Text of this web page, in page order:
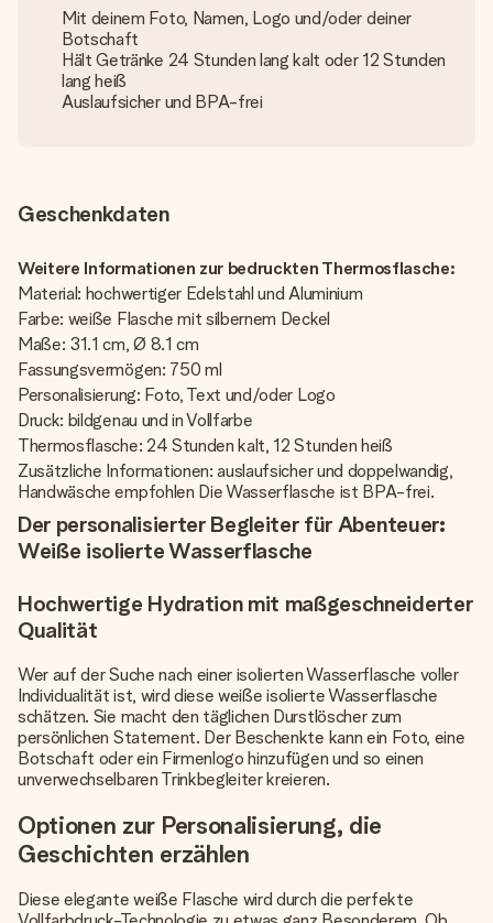
Mit deinem Foto, Namen, Logo und/oder deiner
Botschaft
Hält Getränke 24 Stunden lang kalt oder 12 Stunden
lang heiß
Auslaufsicher und BPA-frei
Geschenkdaten
Weitere Informationen zur bedruckten Thermosflasche:
Material: hochwertiger Edelstahl und Aluminium
Farbe: weiße Flasche mit silbernem Deckel
Maße: 31.1 cm, Ø 8.1 cm
Fassungsvermögen: 750 ml
Personalisierung: Foto, Text und/oder Logo
Druck: bildgenau und in Vollfarbe
Thermosflasche: 24 Stunden kalt, 12 Stunden heiß
Zusätzliche Informationen: auslaufsicher und doppelwandig,
Handwäsche empfohlen Die Wasserflasche ist BPA-frei.
Der personalisierter Begleiter für Abenteuer:
Weiße isolierte Wasserflasche
Hochwertige Hydration mit maßgeschneiderter
Qualität
Wer auf der Suche nach einer isolierten Wasserflasche voller
Individualität ist, wird diese weiße isolierte Wasserflasche
schätzen. Sie macht den täglichen Durstlöscher zum
persönlichen Statement. Der Beschenkte kann ein Foto, eine
Botschaft oder ein Firmenlogo hinzufügen und so einen
unverwechselbaren Trinkbegleiter kreieren.
Optionen zur Personalisierung, die
Geschichten erzählen
Diese elegante weiße Flasche wird durch die perfekte